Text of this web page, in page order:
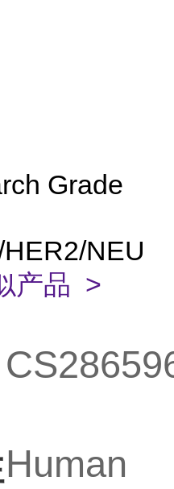
Grade
NEU
产品 >
Human